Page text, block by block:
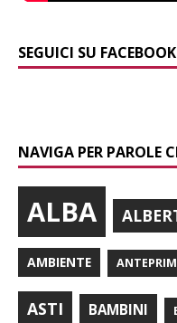
SEGUICI SU FACEBOOK
NAVIGA PER PAROLE
ALBA
AMBIENTE
ASTI BAMBINI